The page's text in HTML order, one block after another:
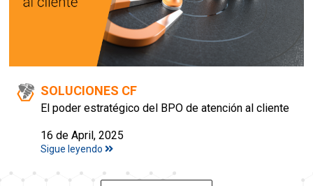
SOLUCIONES CF
El poder estratégico del BPO de atención al cliente
16 de April, 2025
Sigue leyendo